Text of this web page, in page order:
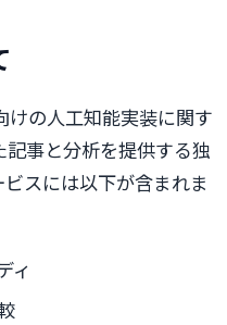
の人工知能実装に関す
事と分析を提供する独
スには以下が含まれま
ィ